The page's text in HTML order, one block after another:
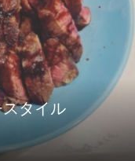
スタイル